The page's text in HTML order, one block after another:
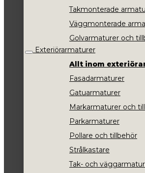
Takmonterade
Väggmonterade
Golvarmaturer och
Exteriörarmaturer
Allt inom
Fasadarmaturer
Gatuarmaturer
Markarmaturer och
Parkarmaturer
Pollare och tillbehör
Strålkastare
Tak- och